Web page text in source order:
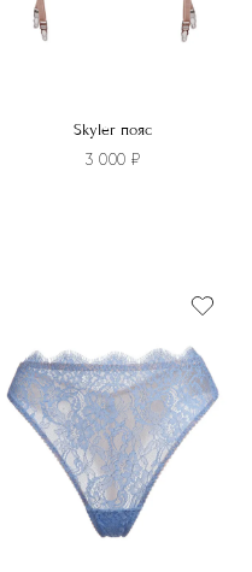
Skyler пояс
3 000₽
Опции
можно
выбрать
странице